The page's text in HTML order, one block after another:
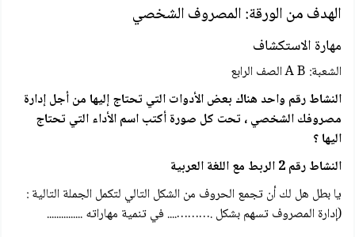
الهدف من الورقة: المصروف الشخصي
مهارة الاستكشاف
الشعبة: A B الصف الرابع
النشاط رقم واحد هناك بعض الأدوات التي تحتاج إليها من أجل إدارة
مصروفك الشخصي ، تحت كل صورة أكتب اسم الأداء التي تحتاج
اليها ؟
النشاط رقم 2 الربط مع اللغة العربية
يا بطل هل لك أن تجمع الحروف من الشكل التالي لتكمل الجملة التالية :
(إدارة المصروف تسهم بشكل .……….... في تنمية مهاراته ...............